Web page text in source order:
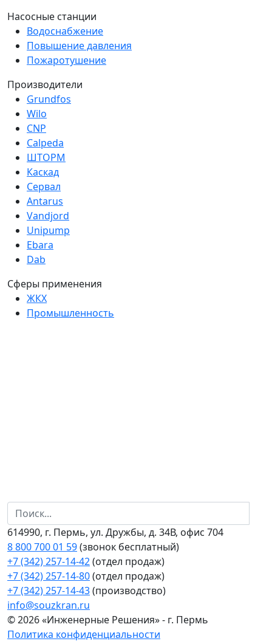
Насосные станции
Водоснабжение
Повышение давления
Пожаротушение
Производители
Grundfos
Wilo
CNP
Calpeda
ШТОРМ
Каскад
Сервал
Antarus
Vandjord
Unipump
Ebara
Dab
Сферы применения
ЖКХ
Промышленность
614990, г. Пермь, ул. Дружбы, д. 34В, офис 704
8 800 700 01 59(звонок бесплатный)
+7 (342) 257-14-42(отдел продаж)
+7 (342) 257-14-80(отдел продаж)
+7 (342) 257-14-43(производство)
info@souzkran.ru
© 2026 «Инженерные Решения» - г. Пермь
Политика конфиденциальности